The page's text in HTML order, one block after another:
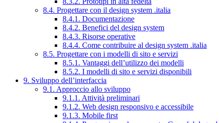
8.4. Progettare con il design system .italia
8.4.1. Documentazione
8.4.2. Benefici del design system
8.4.3. Risorse operative
8.4.4. Come contribuire al design system .italia
8.5. Progettare con i modelli di sito e servizi
8.5.1. Vantaggi dell’utilizzo dei modelli
8.5.2. I modelli di sito e servizi disponibili
9. Sviluppo dell’interfaccia
9.1. Approccio allo sviluppo
9.1.1. Attività preliminari
9.1.2. Web design responsivo e accessibile
9.1.3. Mobile first